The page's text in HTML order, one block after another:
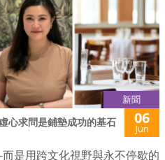
新聞
心求問是鋪墊成功的基石 06
Jun
是用跨文化視野與永不停歇的